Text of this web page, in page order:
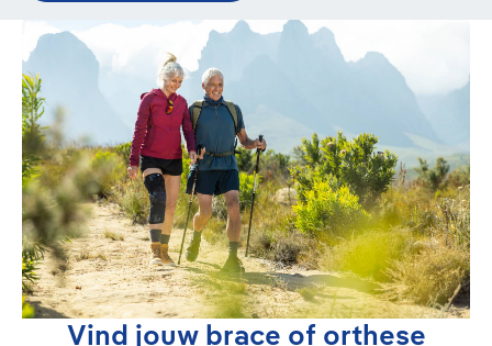
Vind jouw brace of orthese